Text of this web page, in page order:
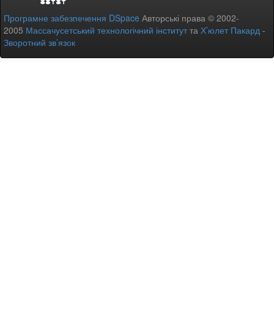
Програмне забезпечення DSpace Авторські права © 2002-
2005 Массачусетський технологічний інститутта Х’юлет Пакард -
Зворотний зв’язок